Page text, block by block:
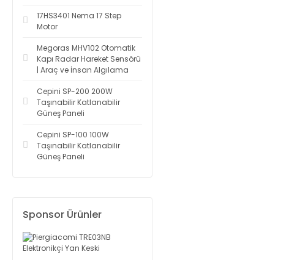
17HS3401 Nema 17 Step
Motor
Megoras MHV102 Otomatik
Kapı Radar Hareket Sensörü
| Araç ve İnsan Algılama
Cepini SP-200 200W
Taşınabilir Katlanabilir
Güneş Paneli
Cepini SP-100 100W
Taşınabilir Katlanabilir
Güneş Paneli
Sponsor Ürünler